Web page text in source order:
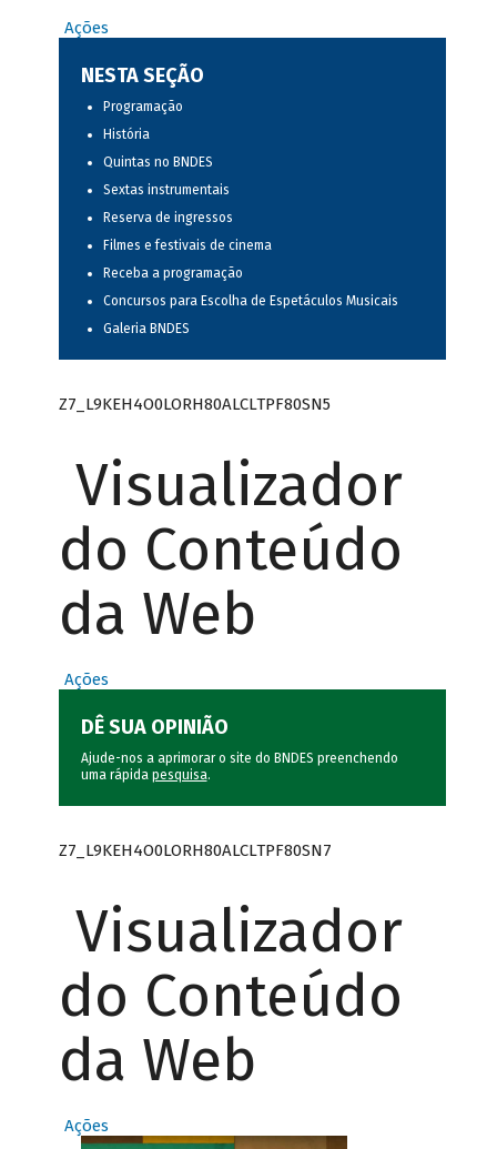
Ações
NESTA SEÇÃO
Programação
História
Quintas no BNDES
Sextas instrumentais
Reserva de ingressos
Filmes e festivais de cinema
Receba a programação
Concursos para Escolha de Espetáculos Musicais
Galeria BNDES
Z7_L9KEH4O0LORH80ALCLTPF80SN5
Visualizador
do Conteúdo
da Web
Ações
DÊ SUA OPINIÃO
Ajude-nos a aprimorar o site do BNDES preenchendo
uma rápida pesquisa.
Z7_L9KEH4O0LORH80ALCLTPF80SN7
Visualizador
do Conteúdo
da Web
Ações